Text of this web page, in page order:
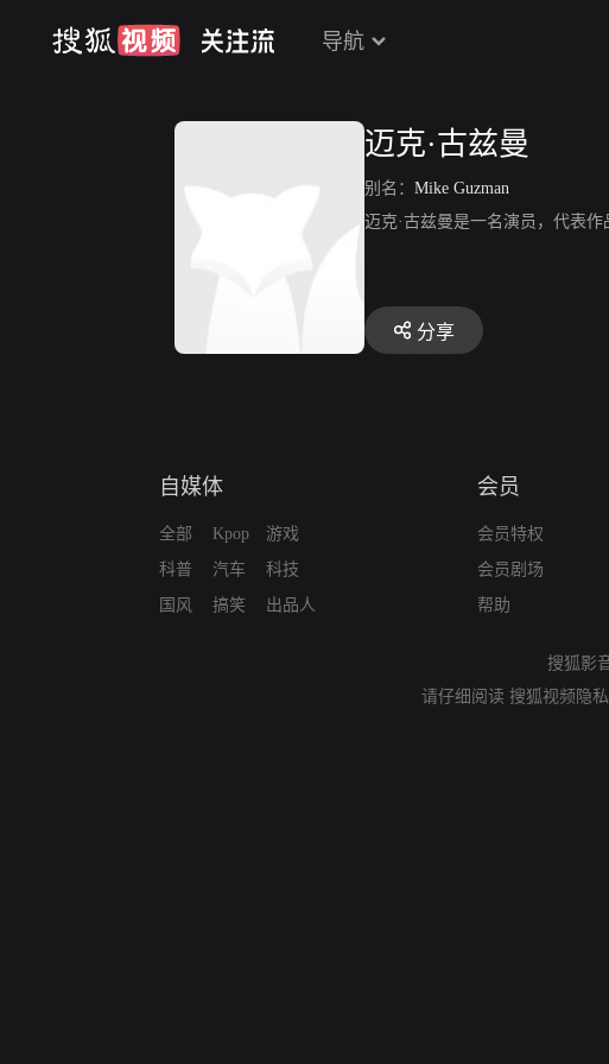
导航
迈克·古兹曼
别名： Mike Guzman
迈克·古兹曼是一名演员，代表
分享
自媒体
全部
科普
国风
Kpop
汽车
搞笑
游戏
科技
出品人
会员
会员特权
会员剧场
帮助
搜狐影
请仔细阅读 搜狐视频隐